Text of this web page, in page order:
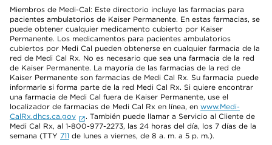
Miembros de Medi-Cal: Este directorio incluye las farmacias para
pacientes ambulatorios de Kaiser Permanente. En estas farmacias, se
puede obtener cualquier medicamento cubierto por Kaiser
Permanente. Los medicamentos para pacientes ambulatorios
cubiertos por Medi Cal pueden obtenerse en cualquier farmacia de la
red de Medi Cal Rx. No es necesario que sea una farmacia de la red
de Kaiser Permanente. La mayoría de las farmacias de la red de
Kaiser Permanente son farmacias de Medi Cal Rx. Su farmacia puede
informarle si forma parte de la red Medi Cal Rx. Si quiere encontrar
una farmacia de Medi Cal fuera de Kaiser Permanente, use el
localizador de farmacias de Medi Cal Rx en línea, en www.Medi-
CalRx.dhcs.ca.gov
. También puede llamar a Servicio al Cliente de
Medi Cal Rx, al 1-800-977-2273, las 24 horas del día, los 7 días de la
semana (TTY 711 de lunes a viernes, de 8 a. m. a 5 p. m.).